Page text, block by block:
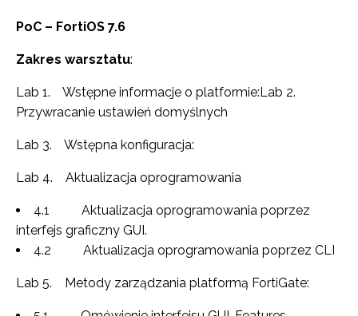
PoC – FortiOS 7.6
Zakres warsztatu:
Lab 1. Wstępne informacje o platformie:Lab 2.
Przywracanie ustawień domyślnych
Lab 3. Wstępna konfiguracja:
Lab 4. Aktualizacja oprogramowania
4.1 Aktualizacja oprogramowania poprzez
interfejs graficzny GUI.
4.2 Aktualizacja oprogramowania poprzez CLI
Lab 5. Metody zarządzania platformą FortiGate: